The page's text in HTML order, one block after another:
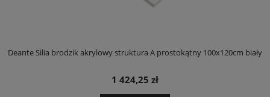
Deante Silia brodzik akrylowy struktura A prostokątny 100x120cm biały
1 424,25 zł